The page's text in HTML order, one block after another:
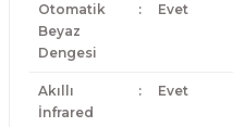
Otomatik
Beyaz
Dengesi
: Evet
Akıllı
İnfrared
: Evet